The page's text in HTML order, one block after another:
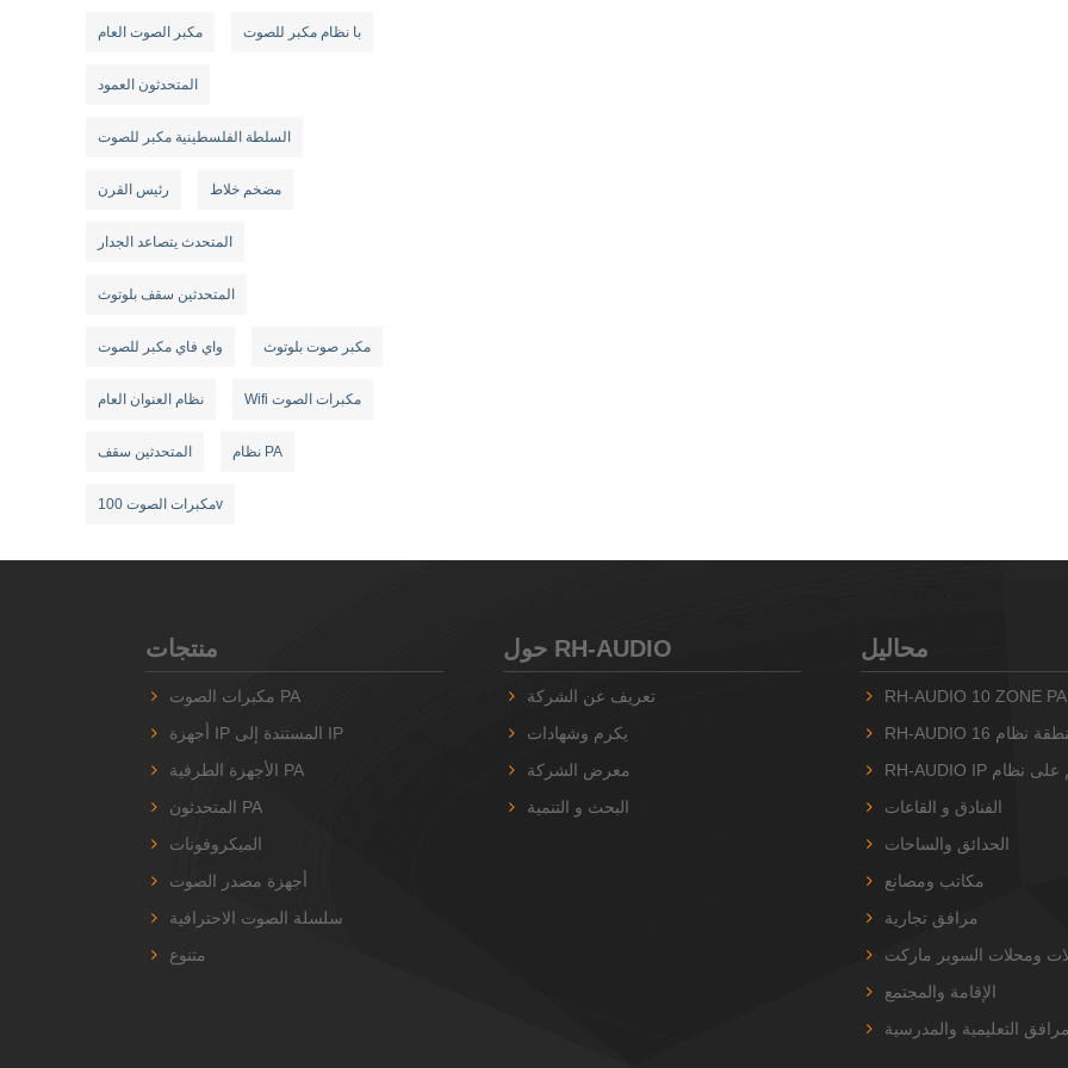
مكبر الصوت العام با نظام مكبر للصوت
المتحدثون العمود
السلطة الفلسطينية مكبر للصوت
رئيس القرن مضخم خلاط
المتحدث يتصاعد الجدار
المتحدثين سقف بلوتوث
واي فاي مكبر للصوت مكبر صوت بلوتوث
نظام العنوان العام Wifi مكبرات الصوت
المتحدثين سقف نظام PA
مكبرات الصوت 100v
منتجات
مكبرات الصوت PA
أجهزة IP المستندة إلى IP
الأجهزة الطرفية PA
المتحدثون PA
الميكروفونات
أجهزة مصدر الصوت
سلسلة الصوت الاحترافية
متنوع
حول RH-AUDIO
تعريف عن الشركة
يكرم وشهادات
معرض الشركة
البحث و التنمية
محاليل
RH-AUDIO 10 ZONE
الفنادق و القاعات
الحدائق والساحات
مكاتب ومصانع
مرافق تجارية
ومحلات السوبر ماركت
الإقامة والمجتمع
التعليمية والمدرسية